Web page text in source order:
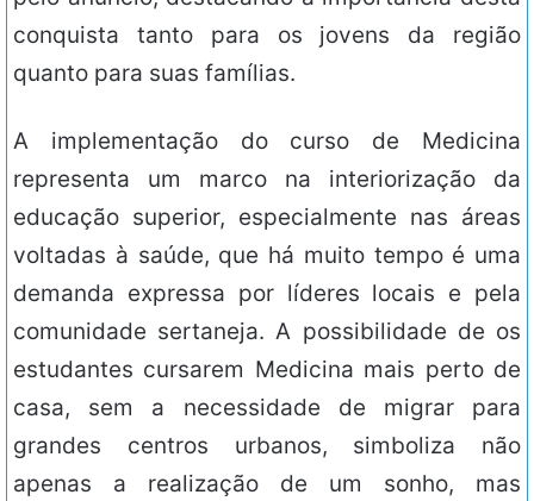
conquista tanto para os jovens da região
quanto para suas famílias.
A implementação do curso de Medicina
representa um marco na interiorização da
educação superior, especialmente nas áreas
voltadas à saúde, que há muito tempo é uma
demanda expressa por líderes locais e pela
comunidade sertaneja. A possibilidade de os
estudantes cursarem Medicina mais perto de
casa, sem a necessidade de migrar para
grandes centros urbanos, simboliza não
apenas a realização de um sonho, mas